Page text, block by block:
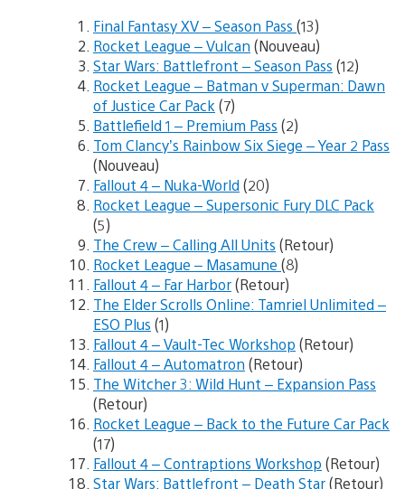
Final Fantasy XV – Season Pass (13)
Rocket League – Vulcan (Nouveau)
Star Wars: Battlefront – Season Pass (12)
Rocket League – Batman v Superman: Dawn
of Justice Car Pack(7)
Battlefield 1 – Premium Pass (2)
Tom Clancy’s Rainbow Six Siege – Year 2 Pass
(Nouveau)
Fallout 4 – Nuka-World (20)
Rocket League – Supersonic Fury DLC Pack
(5)
The Crew – Calling All Units (Retour)
Rocket League – Masamune (8)
Fallout 4 – Far Harbor(Retour)
The Elder Scrolls Online: Tamriel Unlimited –
ESO Plus (1)
Fallout 4 – Vault-Tec Workshop (Retour)
Fallout 4 – Automatron (Retour)
The Witcher 3: Wild Hunt – Expansion Pass
(Retour)
Rocket League – Back to the Future Car Pack
(17)
Fallout 4 – Contraptions Workshop (Retour)
Star Wars: Battlefront – Death Star(Retour)